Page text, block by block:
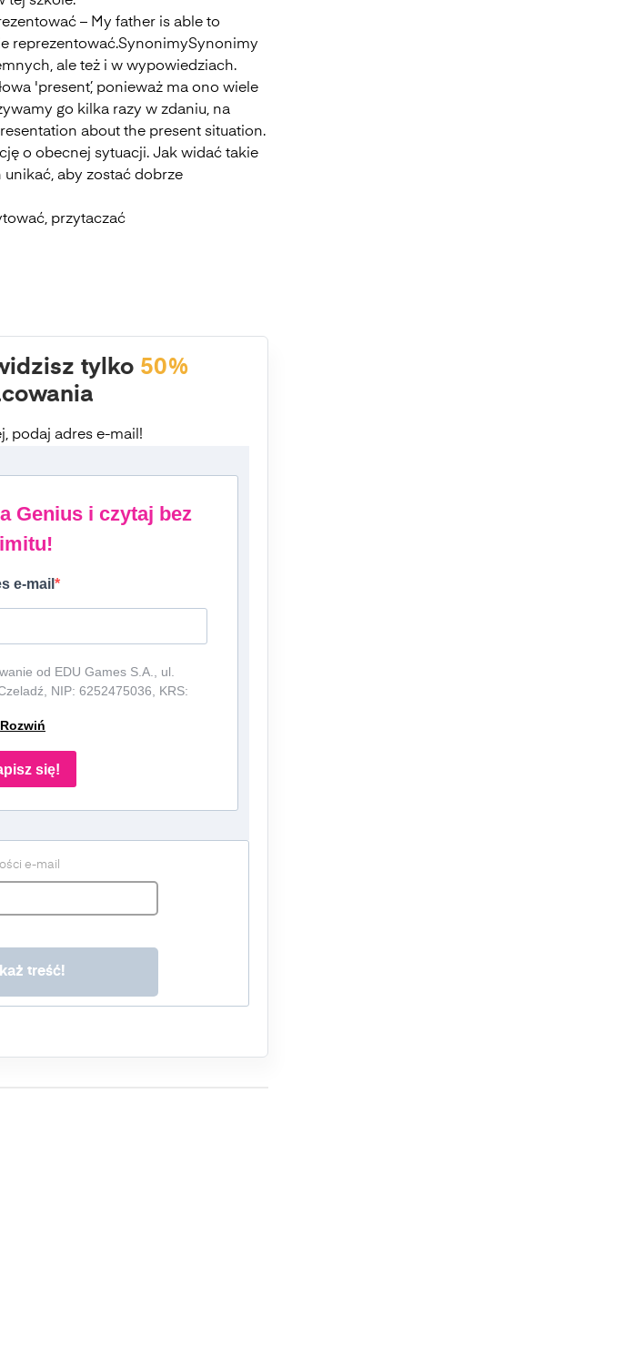
– My father is able to
reprezentować.SynonimySynonimy
ale też i w wypowiedziach.
'present’, ponieważ ma ono wiele
go kilka razy w zdaniu, na
about the present situation.
o obecnej sytuacji. Jak widać takie
aby zostać dobrze
przytaczać
tylko 50%
podaj adres e-mail!
Genius i czytaj bez
e-mail
od EDU Games S.A., ul.
NIP: 6252475036, KRS:
tematyce związanej z edukacją i
lub/ i reklamowych za
mail i telefonicznej. Podanie
do otrzymywania
momentu wycofania zgody. Masz
danych, ich sprostowania,
prawo do przenoszenia
do organu nadzorczego. Masz
przed jej wycofaniem. Wycofanie
z Administratorem na adres
Rozwiń
się!
e-mail